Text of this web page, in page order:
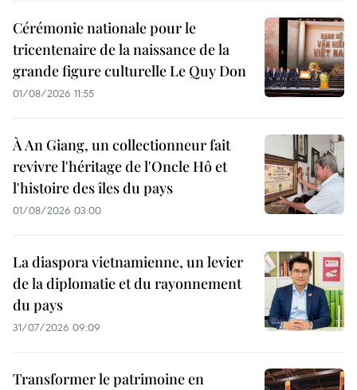
Cérémonie nationale pour le
tricentenaire de la naissance de la
grande figure culturelle Le Quy Don
01/08/2026 11:55
À An Giang, un collectionneur fait
revivre l'héritage de l'Oncle Hô et
l'histoire des îles du pays
01/08/2026 03:00
La diaspora vietnamienne, un levier
de la diplomatie et du rayonnement
du pays
31/07/2026 09:09
Transformer le patrimoine en